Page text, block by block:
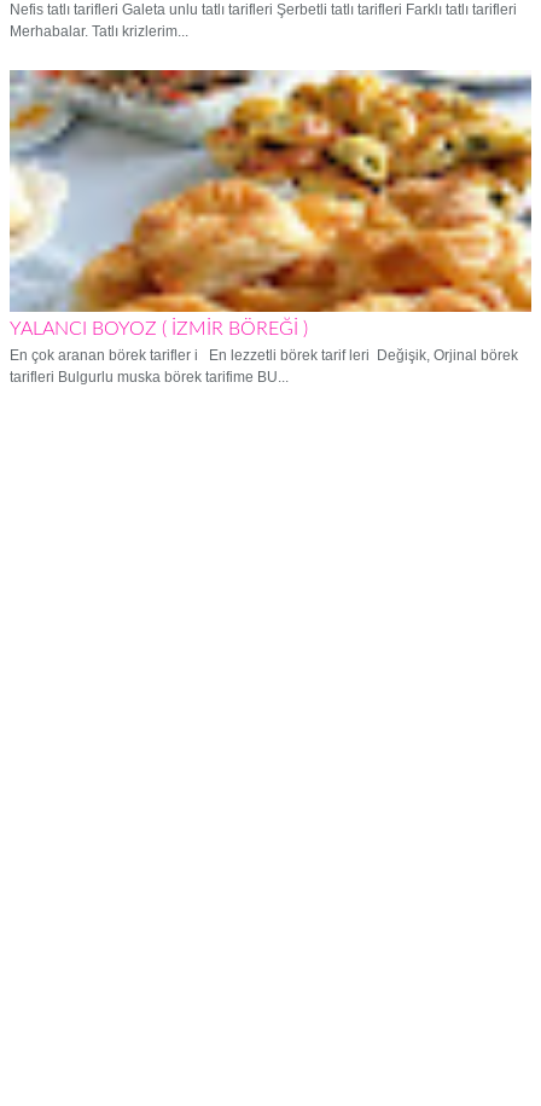
Nefis tatlı tarifleri Galeta unlu tatlı tarifleri Şerbetli tatlı tarifleri Farklı tatlı tarifleri
Merhabalar. Tatlı krizlerim...
YALANCI BOYOZ ( İZMİR BÖREĞİ )
En çok aranan börek tarifler i En lezzetli börek tarif leri Değişik, Orjinal börek
tarifleri Bulgurlu muska börek tarifime BU...